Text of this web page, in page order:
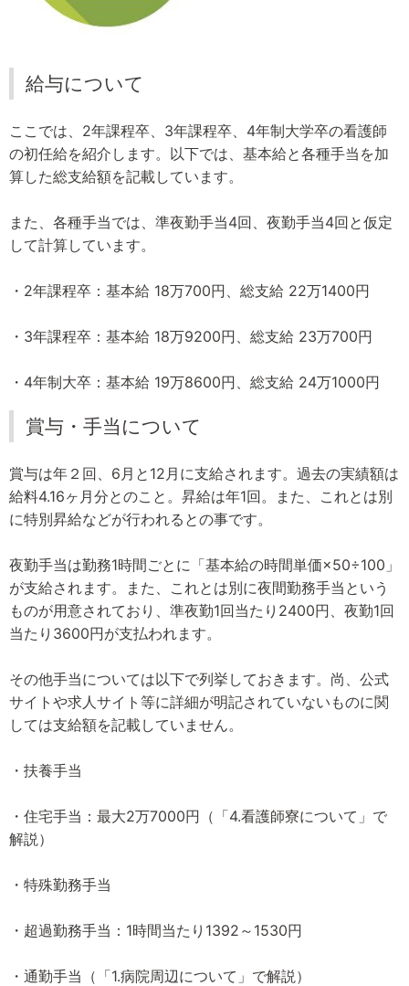
給与について
ここでは、2年課程卒、3年課程卒、4年制大学卒の看護師
の初任給を紹介します。以下では、基本給と各種手当を加
算した総支給額を記載しています。
また、各種手当では、準夜勤手当4回、夜勤手当4回と仮定
して計算しています。
・2年課程卒：基本給 18万700円、総支給 22万1400円
・3年課程卒：基本給 18万9200円、総支給 23万700円
・4年制大卒：基本給 19万8600円、総支給 24万1000円
賞与・手当について
賞与は年２回、6月と12月に支給されます。過去の実績額は
給料4.16ヶ月分とのこと。昇給は年1回。また、これとは別
に特別昇給などが行われるとの事です。
夜勤手当は勤務1時間ごとに「基本給の時間単価×50÷100」
が支給されます。また、これとは別に夜間勤務手当という
ものが用意されており、準夜勤1回当たり2400円、夜勤1回
当たり3600円が支払われます。
その他手当については以下で列挙しておきます。尚、公式
サイトや求人サイト等に詳細が明記されていないものに関
しては支給額を記載していません。
・扶養手当
・住宅手当：最大2万7000円（「4.看護師寮について」で
解説）
・特殊勤務手当
・超過勤務手当：1時間当たり1392～1530円
・通勤手当（「1.病院周辺について」で解説）